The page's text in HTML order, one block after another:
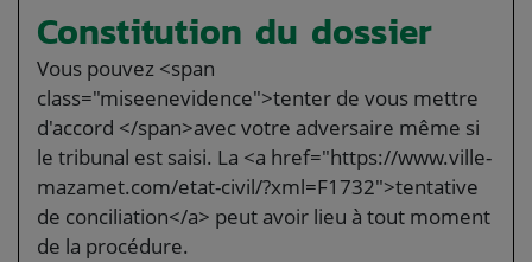
Constitution du dossier
Vous pouvez <span
class="miseenevidence">tenter de vous mettre
d'accord </span>avec votre adversaire même si
le tribunal est saisi. La <a href="https://www.ville-
mazamet.com/etat-civil/?xml=F1732">tentative
de conciliation</a> peut avoir lieu à tout moment
de la procédure.